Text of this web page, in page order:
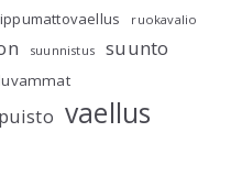
ruokavalio
suunnistus suunto
vaellus